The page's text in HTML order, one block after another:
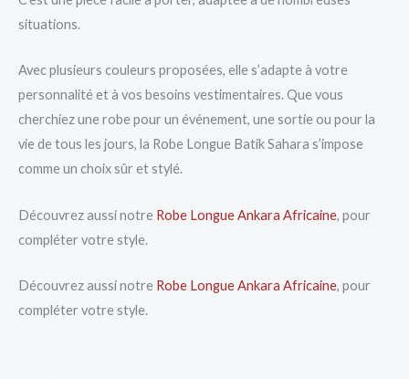
situations.
Avec plusieurs couleurs proposées, elle s’adapte à votre
personnalité et à vos besoins vestimentaires. Que vous
cherchiez une robe pour un événement, une sortie ou pour la
vie de tous les jours, la Robe Longue Batik Sahara s’impose
comme un choix sûr et stylé.
Découvrez aussi notre Robe Longue Ankara Africaine, pour
compléter votre style.
Découvrez aussi notre Robe Longue Ankara Africaine, pour
compléter votre style.